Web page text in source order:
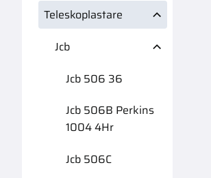
Teleskoplastare
Jcb
Jcb 506 36
Jcb 506B Perkins
1004 4Hr
Jcb 506C